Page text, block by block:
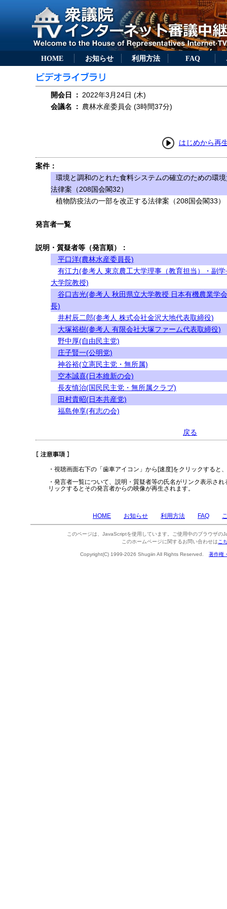
HOME お知らせ 利用方法 FAQ
開会日 ： 2022年3月24日 (木)
会議名
： 農林水産委員会 (3時間37分)
はじめから再
案件：
環境と調和のとれた食料システムの確立のための環
法律案（208国会閣32）
植物防疫法の一部を改正する法律案（208国会閣33）
発言者一覧
説明・質疑者等（発言順）：
平口洋(農林水産委員長)
有江力(参考人 東京農工大学理事（教育担当）・副学
大学院教授)
谷口吉光(参考人 秋田県立大学教授 日本有機農業学
長)
井村辰二郎(参考人 株式会社金沢大地代表取締役)
大塚裕樹(参考人 有限会社大塚ファーム代表取締役)
野中厚(自由民主党)
庄子賢一(公明党)
神谷裕(立憲民主党・無所属)
空本誠喜(日本維新の会)
長友慎治(国民民主党・無所属クラブ)
田村貴昭(日本共産党)
福島伸享(有志の会)
戻る
・視聴画面右下の「歯車アイコン」から[速度]をクリックすると
・発言者一覧について、説明・質疑者等の氏名がリンク表示さ
リックするとその発言者からの映像が再生されます。
HOME お知らせ 利用方法 FAQ
このページは、JavaScriptを使用しています。ご使用中のブラウザの
このホームページに関するお問い合わせは こ
Copyright(C) 1999-2026 Shugiin All Rights Reserved. 著作権